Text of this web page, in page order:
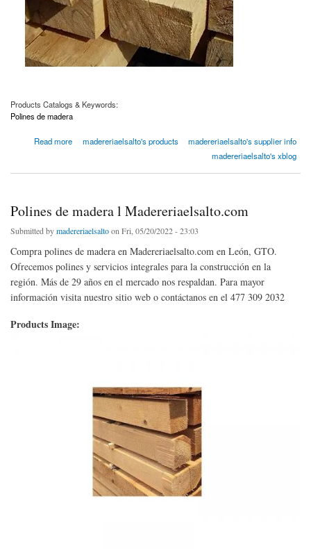
Products Catalogs & Keywords:
Polines de madera
Read more
about Polines de madera l Madereriaelsalto.com
madereriaelsalto's products
madereriaelsalto's supplier info
madereriaelsalto's xblog
Polines de madera l Madereriaelsalto.com
Submitted bymadereriaelsaltoon Fri, 05/20/2022 - 23:03
Compra polines de madera en Madereriaelsalto.com en León, GTO.
Ofrecemos polines y servicios integrales para la construcción en la
región. Más de 29 años en el mercado nos respaldan. Para mayor
información visita nuestro sitio web o contáctanos en el 477 309 2032
Products Image: